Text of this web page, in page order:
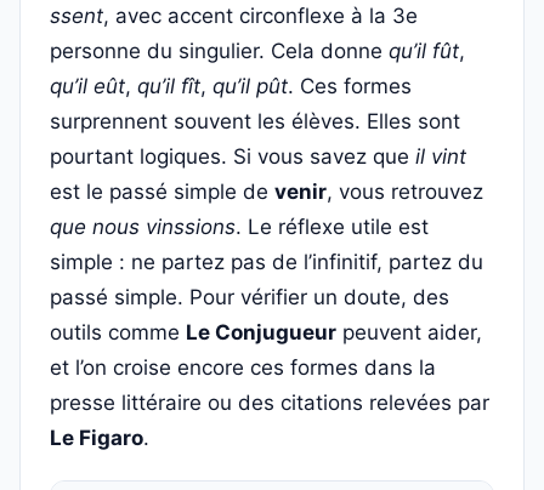
ssent, avec accent circonflexe à la 3e
personne du singulier. Cela donne qu’il fût,
qu’il eût, qu’il fît, qu’il pût. Ces formes
surprennent souvent les élèves. Elles sont
pourtant logiques. Si vous savez que il vint
est le passé simple de venir, vous retrouvez
que nous vinssions. Le réflexe utile est
simple : ne partez pas de l’infinitif, partez du
passé simple. Pour vérifier un doute, des
outils comme Le Conjugueur peuvent aider,
et l’on croise encore ces formes dans la
presse littéraire ou des citations relevées par
Le Figaro.